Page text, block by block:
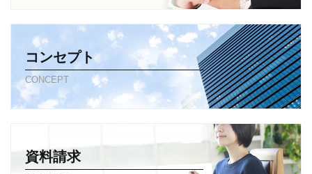
コンセプト
CONCEPT
資料請求